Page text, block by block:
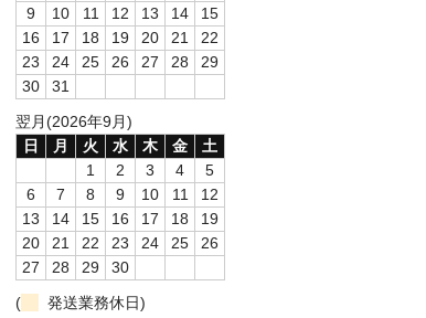
9
10 11 12 13 14
15
16
17 18 19 20 21
22
23
24 25 26 27 28
29
30
31
翌月(2026年9月)
日
月 火 水 木 金
土
1
2 3 4
5
6
7 8 9 10 11
12
13
14 15 16 17 18
19
20
21 22 23 24 25
26
27
28 29
30
(
発送業務休日)